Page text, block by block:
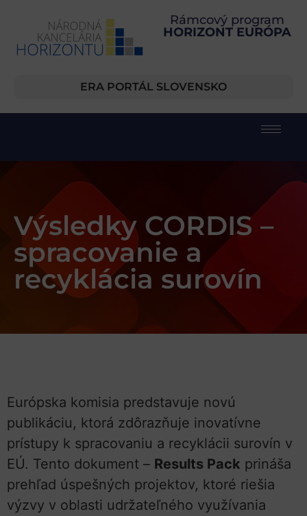
Rámcový program
HORIZONT EURÓPA
ERA PORTÁL SLOVENSKO
Výsledky CORDIS –
spracovanie a
recyklácia surovín
Európska komisia predstavuje novú
publikáciu, ktorá zdôrazňuje inovatívne
prístupy k spracovaniu a recyklácii surovín v
EÚ. Tento dokument – Results Pack prináša
prehľad úspešných projektov, ktoré riešia
výzvy v oblasti udržateľného využívania